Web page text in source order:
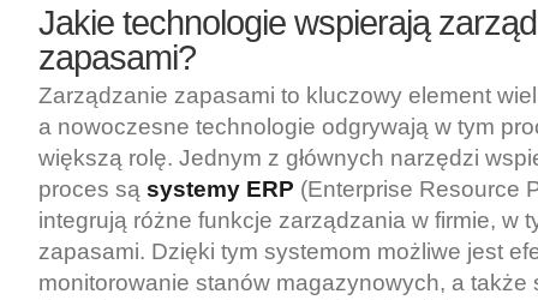
Jakie technologie wspierają
zapasami?
Zarządzanie zapasami to kluczowy element
a nowoczesne technologie odgrywają w tym
większą rolę. Jednym z głównych narzędzi
proces są systemy ERP (Enterprise Resource
integrują różne funkcje zarządzania w firmie, w
zapasami. Dzięki tym systemom możliwe jest
monitorowanie stanów magazynowych, a także